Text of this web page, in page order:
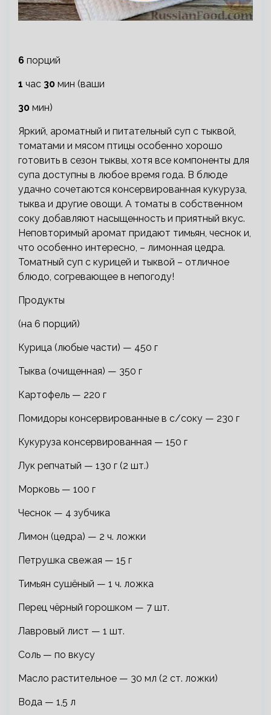
6 порций
1 час 30 мин (ваши
30 мин)
Яркий, ароматный и питательный суп с тыквой,
томатами и мясом птицы особенно хорошо
готовить в сезон тыквы, хотя все компоненты для
супа доступны в любое время года. В блюде
удачно сочетаются консервированная кукуруза,
тыква и другие овощи. А томаты в собственном
соку добавляют насыщенность и приятный вкус.
Неповторимый аромат придают тимьян, чеснок и,
что особенно интересно, – лимонная цедра.
Томатный суп с курицей и тыквой – отличное
блюдо, согревающее в непогоду!
Продукты
(на 6 порций)
Курица (любые части) — 450 г
Тыква (очищенная) — 350 г
Картофель — 220 г
Помидоры консервированные в с/соку — 230 г
Кукуруза консервированная — 150 г
Лук репчатый — 130 г (2 шт.)
Морковь — 100 г
Чеснок — 4 зубчика
Лимон (цедра) — 2 ч. ложки
Петрушка свежая — 15 г
Тимьян сушёный — 1 ч. ложка
Перец чёрный горошком — 7 шт.
Лавровый лист — 1 шт.
Соль — по вкусу
Масло растительное — 30 мл (2 ст. ложки)
Вода — 1,5 л